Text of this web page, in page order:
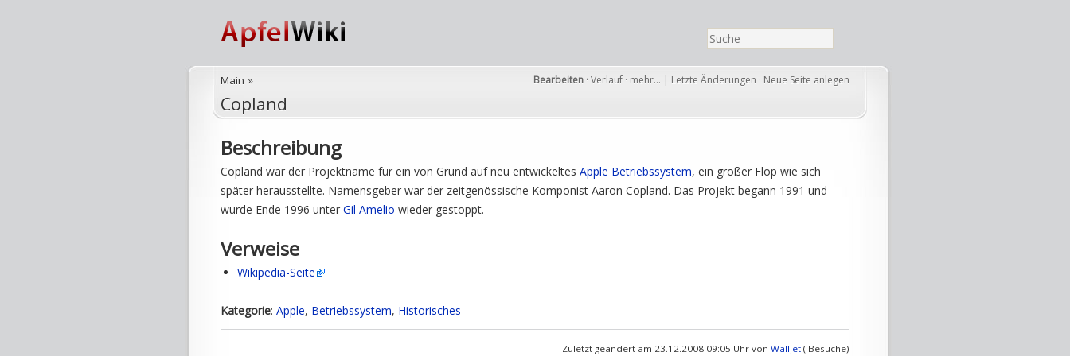
Bearbeiten ·Verlauf · mehr… | Letzte Änderungen · Neue Seite anlegen
Main »
Copland
Beschreibung
Copland war der Projektname für ein von Grund auf neu entwickeltes Apple Betriebssystem, ein großer Flop wie sich
später herausstellte. Namensgeber war der zeitgenössische Komponist Aaron Copland. Das Projekt begann 1991 und
wurde Ende 1996 unter Gil Amelio wieder gestoppt.
Verweise
Wikipedia-Seite
Kategorie: Apple, Betriebssystem, Historisches
Zuletzt geändert am 23.12.2008 09:05 Uhr von Walljet ( Besuche)